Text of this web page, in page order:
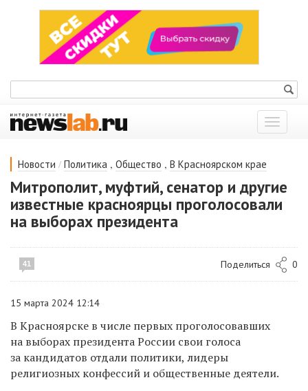
Показать
меню
Новости / Политика , Общество , В Красноярском крае
Митрополит, муфтий, сенатор и другие
известные красноярцы проголосовали
на выборах президента
41 Поделиться 0
15 марта 2024 12:14
В Красноярске в числе первых проголосовавших
на выборах президента России свои голоса
за кандидатов отдали политики, лидеры
религиозных конфессий и общественные деятели.